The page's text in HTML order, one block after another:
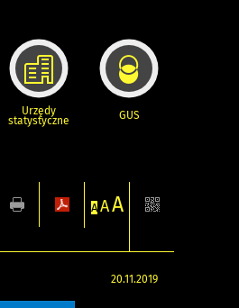
Urzędy
statystyczne GUS
A AA
20.11.2019